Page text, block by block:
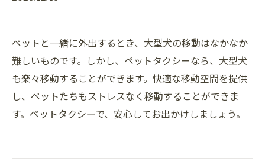
ペットと一緒に外出するとき、大型犬の移動はなかなか
難しいものです。しかし、ペットタクシーなら、大型犬
も楽々移動することができます。快適な移動空間を提供
し、ペットたちもストレスなく移動することができま
す。ペットタクシーで、安心してお出かけしましょう。